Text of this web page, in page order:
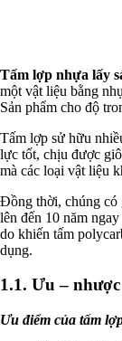
Tấm lợp nhựa lấy
một vật liệu bằng
Sản phẩm cho độ
Tấm lợp sử hữu
lực tốt, chịu được
mà các loại vật liệu
Đồng thời, chúng có
lên đến 10 năm
do khiến tấm
dụng.
1.1. Ưu –
Ưu điểm của tấm